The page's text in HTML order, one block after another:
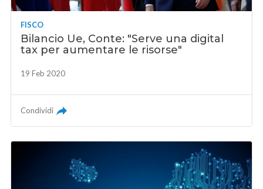
FISCO
Bilancio Ue, Conte: "Serve una digital
tax per aumentare le risorse"
19 Feb 2020
Condividi